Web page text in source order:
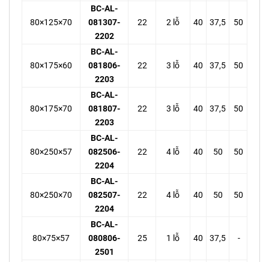
80×125×70
BC-AL-
081307-
2202
22 2 lỗ 40 37,5 50
80×175×60
BC-AL-
081806-
2203
22 3 lỗ 40 37,5 50
80×175×70
BC-AL-
081807-
2203
22 3 lỗ 40 37,5 50
80×250×57
BC-AL-
082506-
2204
22 4 lỗ 40 50 50
80×250×70
BC-AL-
082507-
2204
22 4 lỗ 40 50 50
80×75×57
BC-AL-
080806-
2501
25 1 lỗ 40 37,5 -